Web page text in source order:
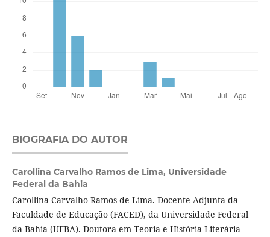
BIOGRAFIA DO AUTOR
Carollina Carvalho Ramos de Lima, Universidade
Federal da Bahia
Carollina Carvalho Ramos de Lima. Docente Adjunta da
Faculdade de Educação (FACED), da Universidade Federal
da Bahia (UFBA). Doutora em Teoria e História Literária